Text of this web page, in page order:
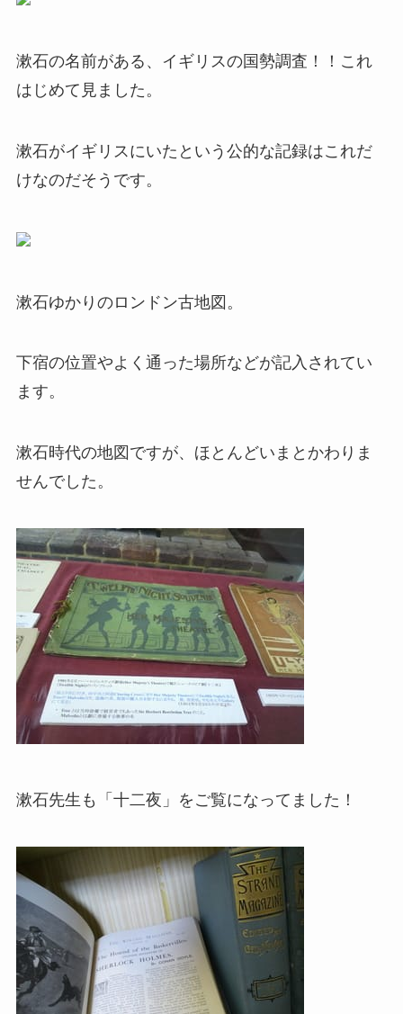
漱石の名前がある、イギリスの国勢調査！！これ
はじめて見ました。
漱石がイギリスにいたという公的な記録はこれだ
けなのだそうです。
漱石ゆかりのロンドン古地図。
下宿の位置やよく通った場所などが記入されてい
ます。
漱石時代の地図ですが、ほとんどいまとかわりま
せんでした。
漱石先生も「十二夜」をご覧になってました！